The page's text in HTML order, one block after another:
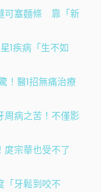
可塞麵條 靠「新
1疾病「生不如
！醫1招無痛治療
周病之苦！不僅影
庹宗華也受不了
「牙鬆到咬不